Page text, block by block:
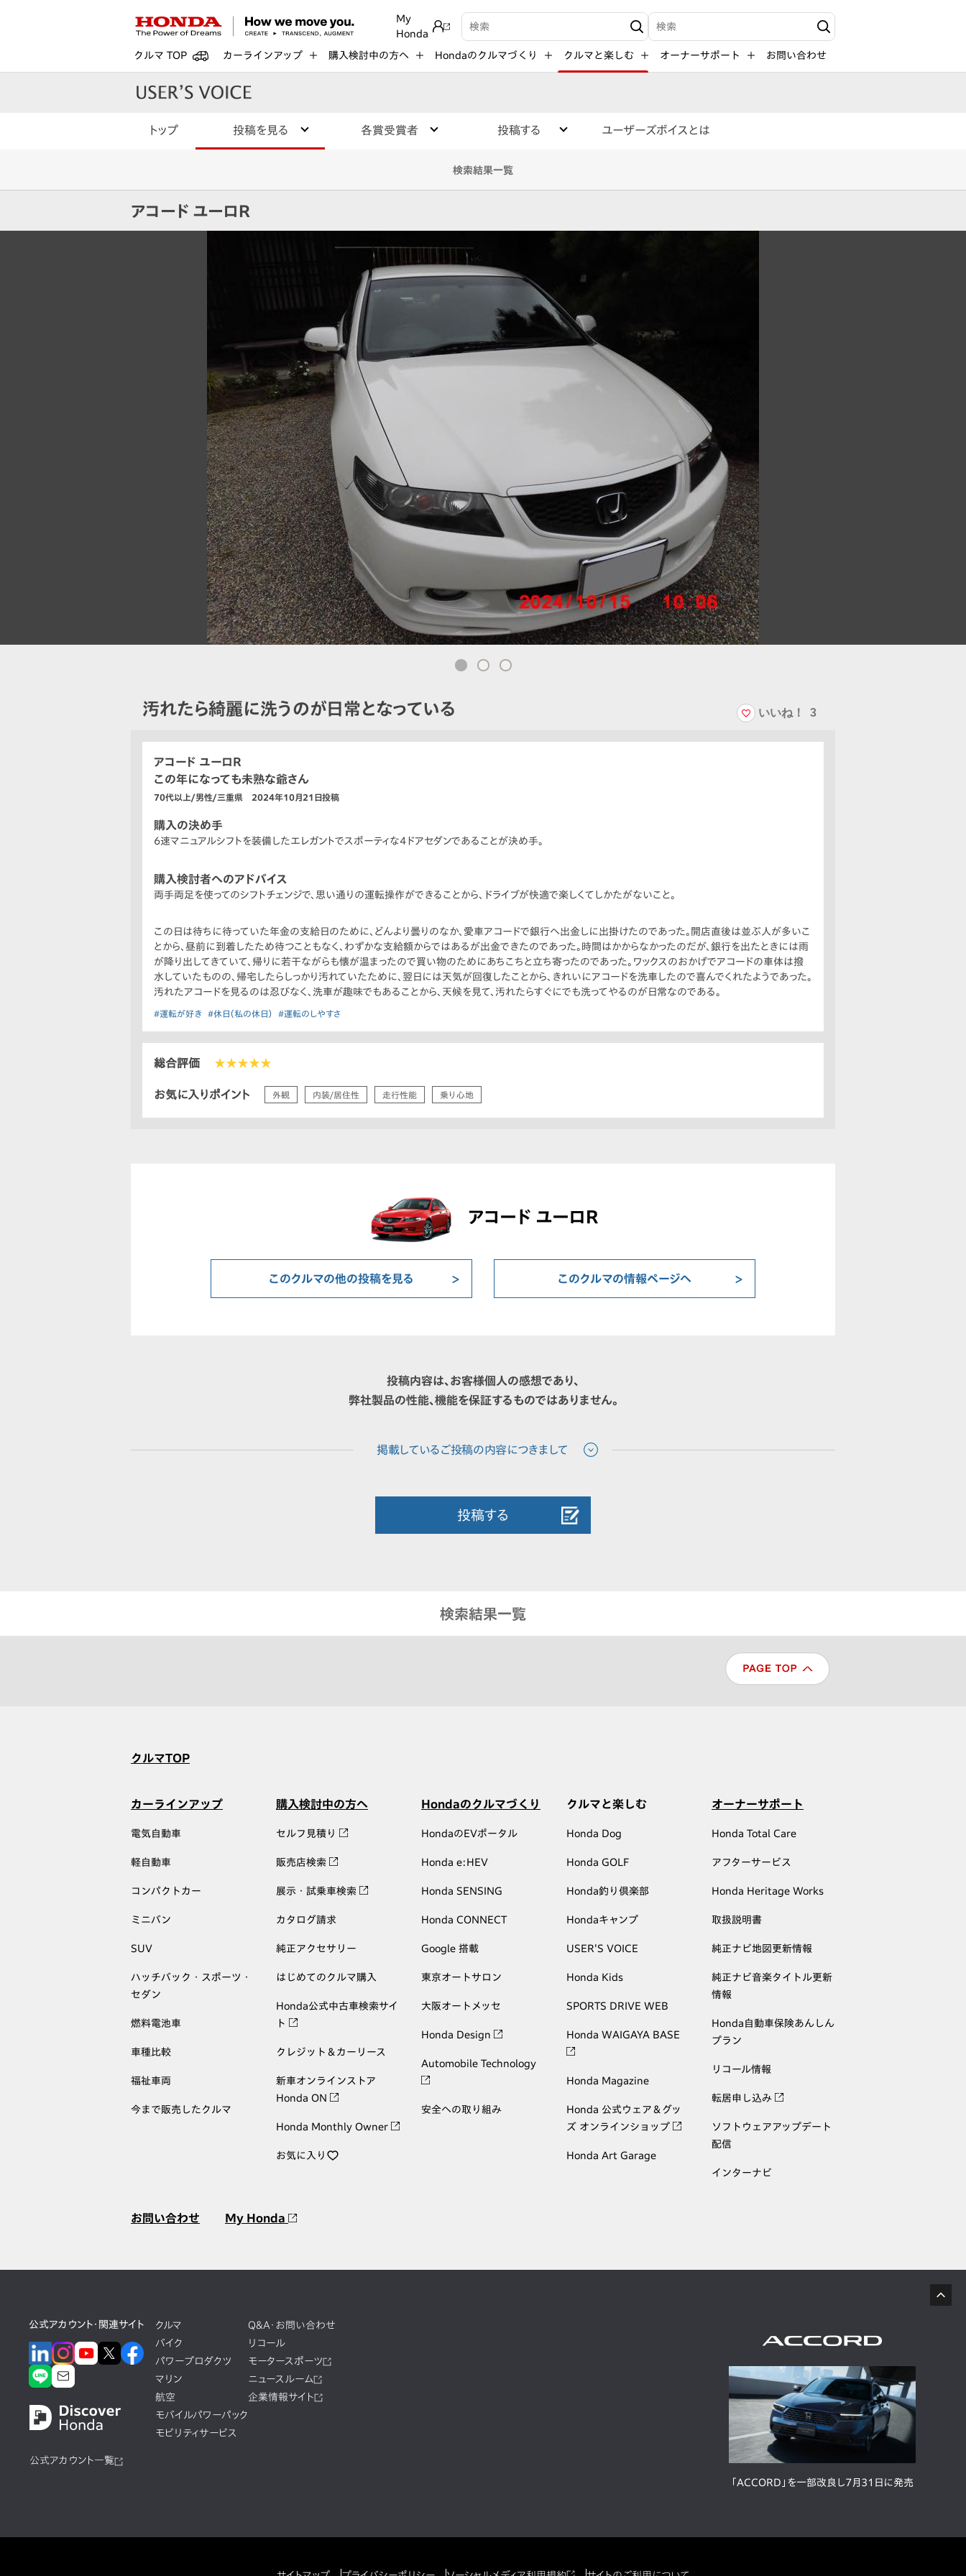
My
Honda
検索キーワード入力 検索キーワード入力
クルマ TOP カーラインアップ 購入検討中の方へ Hondaのクルマづくり クルマと楽しむ オーナーサポート お問い合わせ
トップ 投稿を見る 各賞受賞者 投稿する ユーザーズボイスとは
検索結果一覧
アコード ユーロR
汚れたら綺麗に洗うのが日常となっている いいね！ 3
アコード ユーロR
この年になっても未熟な爺さん
70代以上/男性/三重県 2024年10月21日投稿
購入の決め手
6速マニュアルシフトを装備したエレガントでスポーティな4ドアセダンであることが決め手。
購入検討者へのアドバイス
両手両足を使ってのシフトチェンジで、思い通りの運転操作ができることから、ドライブが快適で楽しくてしかたがないこと。
この日は待ちに待っていた年金の支給日のために、どんより曇りのなか、愛車アコードで銀行へ出金しに出掛けたのであった。開店直後は並ぶ人が多いこ
とから、昼前に到着したため待つこともなく、わずかな支給額からではあるが出金できたのであった。時間はかからなかったのだが、銀行を出たときには雨
が降り出してきていて、帰りに若干ながらも懐が温まったので買い物のためにあちこちと立ち寄ったのであった。ワックスのおかげでアコードの車体は撥
水していたものの、帰宅したらしっかり汚れていたために、翌日には天気が回復したことから、きれいにアコードを洗車したので喜んでくれたようであった。
汚れたアコードを見るのは忍びなく、洗車が趣味でもあることから、天候を見て、汚れたらすぐにでも洗ってやるのが日常なのである。
#運転が好き #休日（私の休日） #運転のしやすさ
総合評価 ★★★★★
お気に入りポイント 外観 内装/居住性 走行性能 乗り心地
アコード ユーロR
このクルマの他の投稿を見る このクルマの情報ページへ
投稿内容は、お客様個人の感想であり、
弊社製品の性能、機能を保証するものではありません。
投稿する
検索結果一覧
クルマTOP
カーラインアップ
電気自動車
軽自動車
コンパクトカー
ミニバン
SUV
ハッチバック・スポーツ・
セダン
燃料電池車
車種比較
福祉車両
今まで販売したクルマ
購入検討中の方へ
セルフ見積り
販売店検索
展示・試乗車検索
カタログ請求
純正アクセサリー
はじめてのクルマ購入
Honda公式中古車検索サイ
ト
クレジット＆カーリース
新車オンラインストア
Honda ON
Honda Monthly Owner
お気に入り
Hondaのクルマづくり
HondaのEVポータル
Honda e:HEV
Honda SENSING
Honda CONNECT
Google 搭載
東京オートサロン
大阪オートメッセ
Honda Design
Automobile Technology
安全への取り組み
クルマと楽しむ
Honda Dog
Honda GOLF
Honda釣り倶楽部
Hondaキャンプ
USER'S VOICE
Honda Kids
SPORTS DRIVE WEB
Honda WAIGAYA BASE
Honda Magazine
Honda 公式ウェア＆グッ
ズ オンラインショップ
Honda Art Garage
オーナーサポート
Honda Total Care
アフターサービス
Honda Heritage Works
取扱説明書
純正ナビ地図更新情報
純正ナビ音楽タイトル更新
情報
Honda自動車保険あんしん
プラン
リコール情報
転居申し込み
ソフトウェアアップデート
配信
インターナビ
お問い合わせ My Honda
公式アカウント・関連サイト
公式アカウント一覧
クルマ
バイク
パワープロダクツ
マリン
航空
モバイルパワーパック
モビリティサービス
Q&A・お問い合わせ
リコール
モータースポーツ
ニュースルーム
企業情報サイト
「ACCORD」を一部改良し7月31日に発売